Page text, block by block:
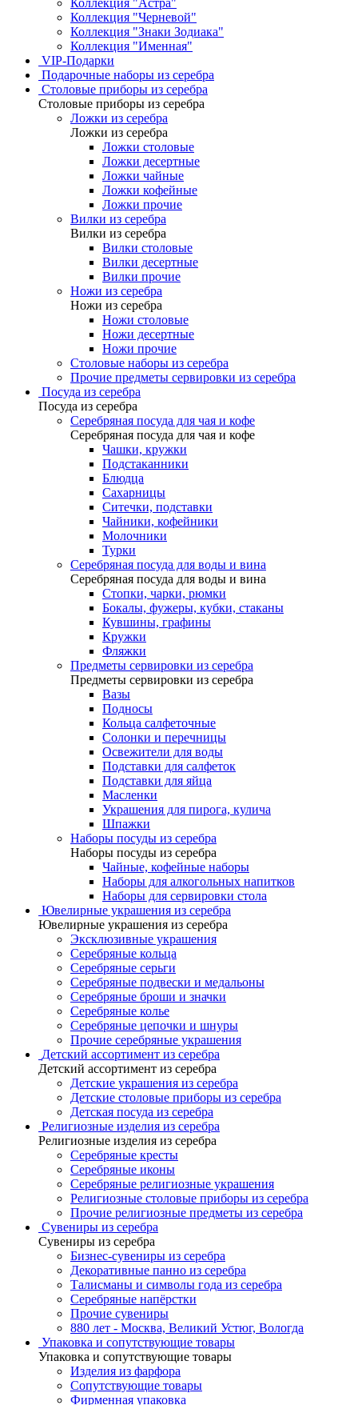
Коллекция "Астра"
Коллекция "Черневой"
Коллекция "Знаки Зодиака"
Коллекция "Именная"
VIP-Подарки
Подарочные наборы из серебра
Столовые приборы из серебра
Столовые приборы из серебра
Ложки из серебра
Ложки из серебра
Ложки столовые
Ложки десертные
Ложки чайные
Ложки кофейные
Ложки прочие
Вилки из серебра
Вилки из серебра
Вилки столовые
Вилки десертные
Вилки прочие
Ножи из серебра
Ножи из серебра
Ножи столовые
Ножи десертные
Ножи прочие
Столовые наборы из серебра
Прочие предметы сервировки из серебра
Посуда из серебра
Посуда из серебра
Серебряная посуда для чая и кофе
Серебряная посуда для чая и кофе
Чашки, кружки
Подстаканники
Блюдца
Сахарницы
Ситечки, подставки
Чайники, кофейники
Молочники
Турки
Серебряная посуда для воды и вина
Серебряная посуда для воды и вина
Стопки, чарки, рюмки
Бокалы, фужеры, кубки, стаканы
Кувшины, графины
Кружки
Фляжки
Предметы сервировки из серебра
Предметы сервировки из серебра
Вазы
Подносы
Кольца салфеточные
Солонки и перечницы
Освежители для воды
Подставки для салфеток
Подставки для яйца
Масленки
Украшения для пирога, кулича
Шпажки
Наборы посуды из серебра
Наборы посуды из серебра
Чайные, кофейные наборы
Наборы для алкогольных напитков
Наборы для сервировки стола
Ювелирные украшения из серебра
Ювелирные украшения из серебра
Эксклюзивные украшения
Серебряные кольца
Серебряные серьги
Серебряные подвески и медальоны
Серебряные броши и значки
Серебряные колье
Серебряные цепочки и шнуры
Прочие серебряные украшения
Детский ассортимент из серебра
Детский ассортимент из серебра
Детские украшения из серебра
Детские столовые приборы из серебра
Детская посуда из серебра
Религиозные изделия из серебра
Религиозные изделия из серебра
Серебряные кресты
Серебряные иконы
Серебряные религиозные украшения
Религиозные столовые приборы из серебра
Прочие религиозные предметы из серебра
Сувениры из серебра
Сувениры из серебра
Бизнес-сувениры из серебра
Декоративные панно из серебра
Талисманы и символы года из серебра
Серебряные напёрстки
Прочие сувениры
880 лет - Москва, Великий Устюг, Вологда
Упаковка и сопутствующие товары
Упаковка и сопутствующие товары
Изделия из фарфора
Сопутствующие товары
Фирменная упаковка